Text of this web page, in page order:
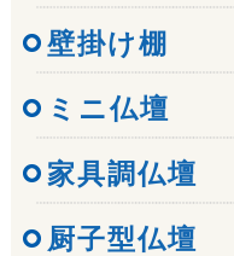
壁掛け棚
ミニ仏壇
家具調仏壇
厨子型仏壇